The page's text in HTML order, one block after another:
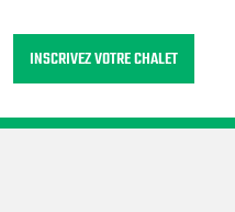
INSCRIVEZ VOTRE CHALET